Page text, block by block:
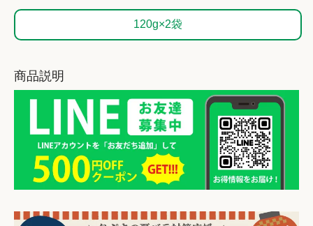
120g×2袋
商品説明